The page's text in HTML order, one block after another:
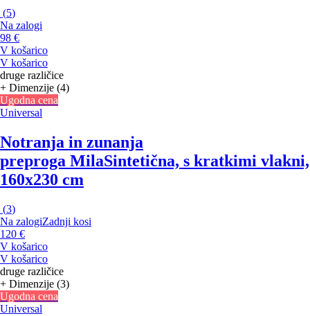
(5)
Na zalogi
98 €
V košarico
V košarico
druge različice
+ Dimenzije (4)
Ugodna cena
Universal
Notranja in zunanja
preproga MilaSintetična, s kratkimi vlakni,
160x230 cm
(3)
Na zalogiZadnji kosi
120 €
V košarico
V košarico
druge različice
+ Dimenzije (3)
Ugodna cena
Universal